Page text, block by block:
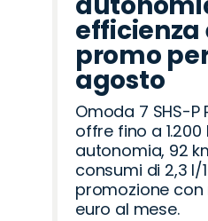
efficienza
promo
agosto
Omoda 7 SHS-P
offre fino a 1.200
autonomia, 92
consumi di 2,3 l/
promozione con
euro al mese.